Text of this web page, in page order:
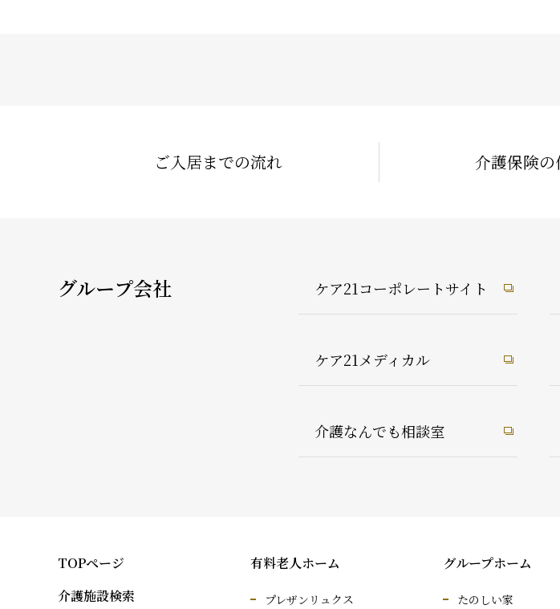
ご入居までの流れ 介護保険の
グループ会社 ケア21コーポレートサイト
ケア21メディカル
介護なんでも相談室
TOPページ
介護施設検索
有料老人ホーム
プレザンリュクス
グループホーム
たのしい家